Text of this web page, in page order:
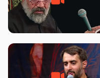
مادر منم مثل تو خمیدم – حاج
محمود کریمی – شهادت حضرت
هیئت رایة العباس علیه السلام